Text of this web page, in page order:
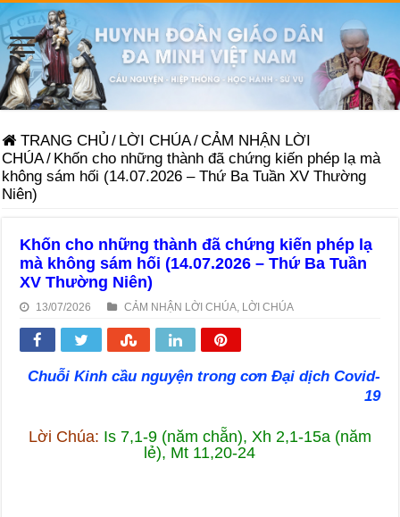
TRANG CHỦ / LỜI CHÚA/CẢM NHẬN LỜI
CHÚA/ Khốn cho những thành đã chứng kiến phép lạ mà
không sám hối (14.07.2026 – Thứ Ba Tuần XV Thường
Niên)
Khốn cho những thành đã chứng kiến phép lạ
mà không sám hối (14.07.2026 – Thứ Ba Tuần
XV Thường Niên)
13/07/2026 CẢM NHẬN LỜI CHÚA LỜI CHÚA
Chuỗi Kinh cầu nguyện trong cơn Đại dịch Covid-
19
Lời Chúa: Is 7,1-9 (năm chẵn), Xh 2,1-15a (năm
lẻ), Mt 11,20-24